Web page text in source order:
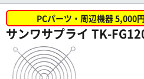
PCパーツ・周辺機器 5,000
サンワサプライ TK-